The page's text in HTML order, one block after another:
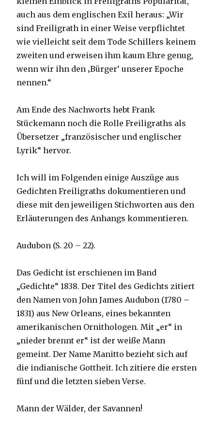
auch aus dem englischen Exil heraus: „Wir
sind Freiligrath in einer Weise verpflichtet
wie vielleicht seit dem Tode Schillers keinem
zweiten und erweisen ihm kaum Ehre genug,
wenn wir ihn den ‚Bürger‘ unserer Epoche
nennen.“
Am Ende des Nachworts hebt Frank
Stückemann noch die Rolle Freiligraths als
Übersetzer „französischer und englischer
Lyrik“ hervor.
Ich will im Folgenden einige Auszüge aus
Gedichten Freiligraths dokumentieren und
diese mit den jeweiligen Stichworten aus den
Erläuterungen des Anhangs kommentieren.
Audubon (S. 20 – 22).
Das Gedicht ist erschienen im Band
„Gedichte“ 1838. Der Titel des Gedichts zitiert
den Namen von John James Audubon (1780 –
1831) aus New Orleans, eines bekannten
amerikanischen Ornithologen. Mit „er“ in
„nieder brennt er“ ist der weiße Mann
gemeint. Der Name Manitto bezieht sich auf
die indianische Gottheit. Ich zitiere die ersten
fünf und die letzten sieben Verse.
Mann der Wälder, der Savannen!